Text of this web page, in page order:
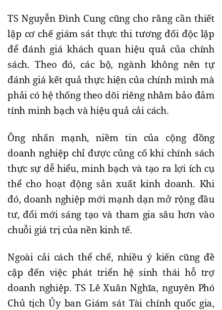
TS Nguyễn Đình Cung cũng cho rằng cần thiết
lập cơ chế giám sát thực thi tương đối độc lập
để đánh giá khách quan hiệu quả của chính
sách. Theo đó, các bộ, ngành không nên tự
đánh giá kết quả thực hiện của chính mình mà
phải có hệ thống theo dõi riêng nhằm bảo đảm
tính minh bạch và hiệu quả cải cách.
Ông nhấn mạnh, niềm tin của cộng đồng
doanh nghiệp chỉ được củng cố khi chính sách
thực sự dễ hiểu, minh bạch và tạo ra lợi ích cụ
thể cho hoạt động sản xuất kinh doanh. Khi
đó, doanh nghiệp mới mạnh dạn mở rộng đầu
tư, đổi mới sáng tạo và tham gia sâu hơn vào
chuỗi giá trị của nền kinh tế.
Ngoài cải cách thể chế, nhiều ý kiến cũng đề
cập đến việc phát triển hệ sinh thái hỗ trợ
doanh nghiệp. TS Lê Xuân Nghĩa, nguyên Phó
Chủ tịch Ủy ban Giám sát Tài chính quốc gia,